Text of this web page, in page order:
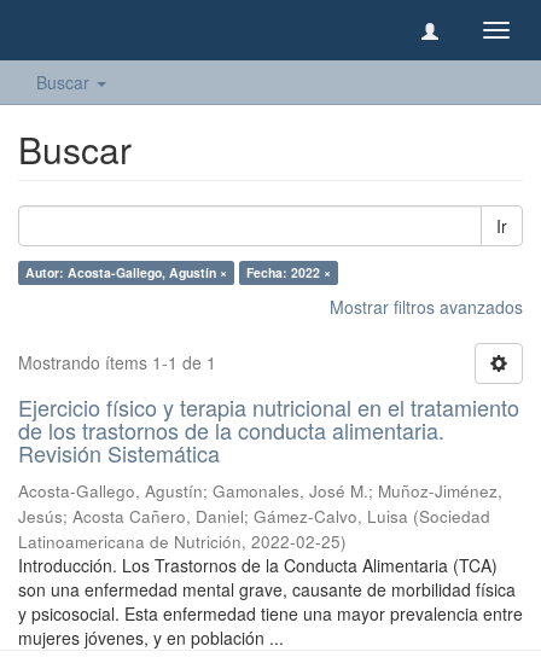
Buscar
Buscar
Ir
Autor: Acosta-Gallego, Agustín × Fecha: 2022 ×
Mostrar filtros avanzados
Mostrando ítems 1-1 de 1
Ejercicio físico y terapia nutricional en el tratamiento
de los trastornos de la conducta alimentaria.
Revisión Sistemática
Acosta-Gallego, Agustín; Gamonales, José M.; Muñoz-Jiménez,
Jesús; Acosta Cañero, Daniel; Gámez-Calvo, Luisa (Sociedad
Latinoamericana de Nutrición, 2022-02-25)
Introducción. Los Trastornos de la Conducta Alimentaria (TCA)
son una enfermedad mental grave, causante de morbilidad física
y psicosocial. Esta enfermedad tiene una mayor prevalencia entre
mujeres jóvenes, y en población ...